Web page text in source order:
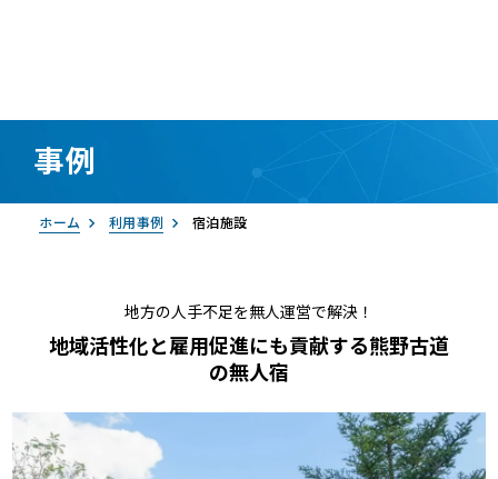
事例
宿泊施設
利用事例
ホーム
地方の人手不足を無人運営で解決！
地域活性化と雇用促進にも貢献する熊野古道
の無人宿
RemoteLOCK